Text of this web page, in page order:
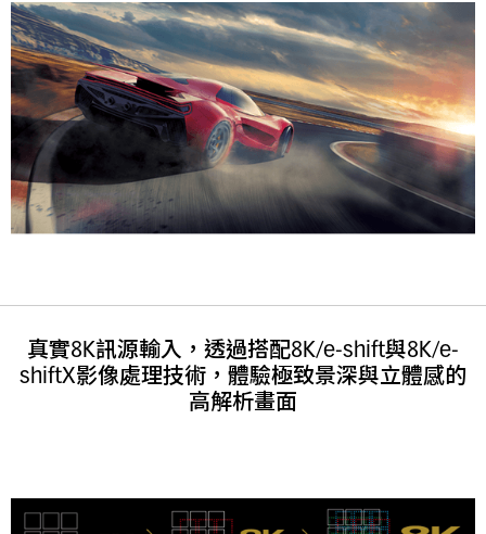
真實8K訊源輸入，透過搭配8K/e-shift與8K/e-
shiftX影像處理技術，體驗極致景深與立體感的
高解析畫面